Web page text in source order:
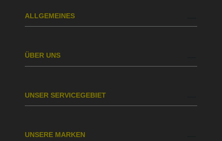
ALLGEMEINES
ÜBER UNS
UNSER SERVICEGEBIET
UNSERE MARKEN